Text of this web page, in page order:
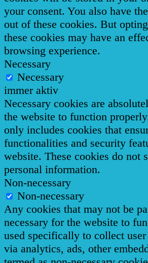
your consent. You also have
out of these cookies. But
these cookies may have an
browsing experience.
Necessary
Necessary
immer aktiv
Necessary cookies are
the website to function
only includes cookies that
functionalities and security
website. These cookies do not
personal information.
Non-necessary
Non-necessary
Any cookies that may not be
necessary for the website to
used specifically to collect user
via analytics, ads, other